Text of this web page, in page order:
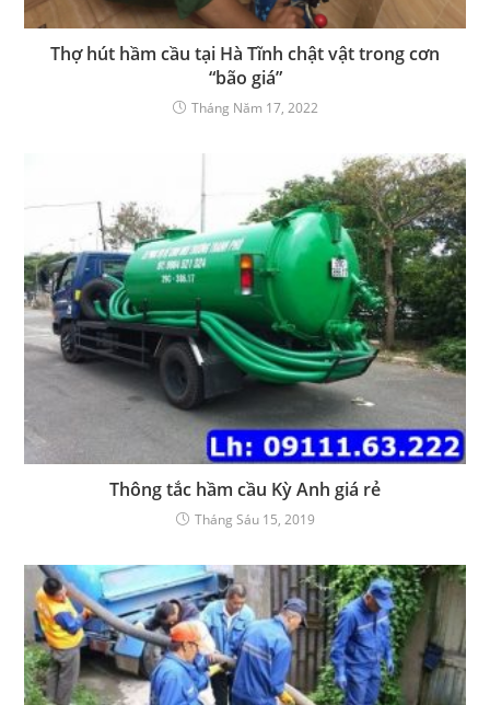
Thợ hút hầm cầu tại Hà Tĩnh chật vật trong cơn
“bão giá”
Tháng Năm 17, 2022
Thông tắc hầm cầu Kỳ Anh giá rẻ
Tháng Sáu 15, 2019